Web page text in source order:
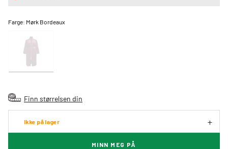
Farge: Mørk Bordeaux
Finn størrelsen din
Ikke på lager
MINN MEG PÅ